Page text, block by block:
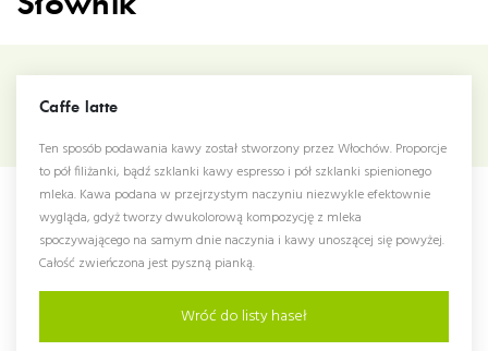
Caffe latte
Ten sposób podawania kawy został stworzony przez Włochów. Proporcje
to pół filiżanki, bądź szklanki kawy espresso i pół szklanki spienionego
mleka. Kawa podana w przejrzystym naczyniu niezwykle efektownie
wygląda, gdyż tworzy dwukolorową kompozycję z mleka
spoczywającego na samym dnie naczynia i kawy unoszącej się powyżej.
Całość zwieńczona jest pyszną pianką.
Wróć do listy haseł